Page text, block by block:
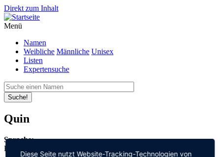
Direkt zum Inhalt
Menü
Namen
Weibliche Männliche Unisex
Listen
Expertensuche
Suche!
Quin
Sprache:
Englisch
Diese Seite nutzt Website-Tracking-Technologien von